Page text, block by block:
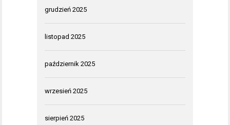
grudzień 2025
listopad 2025
październik 2025
wrzesień 2025
sierpień 2025